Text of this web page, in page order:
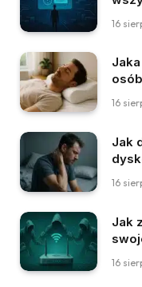
16
16
Jak
16
Jak
16